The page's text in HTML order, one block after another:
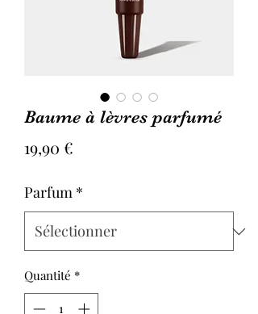
Baume à lèvres parfumé
19,90 €
Parfum *
Quantité *